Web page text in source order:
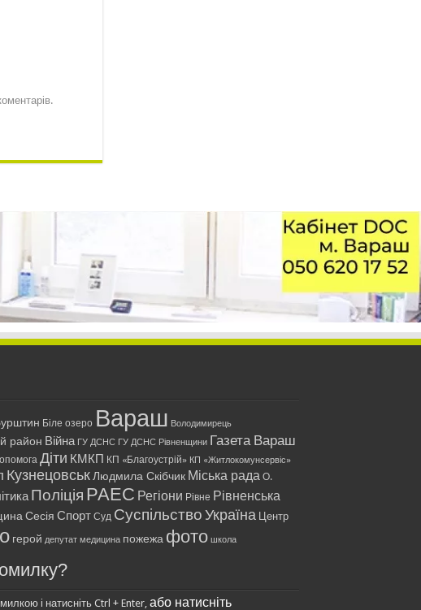
Біле озеро Вараш Володимирець
район Війна ГУ ДСНС ГУ ДСНС Рівненщини Газета Вараш
Діти КМКП КП «Благоустрій» КП «Житлокомунсервіс»
Кузнецовськ Людмила Скібчик Міська рада О.
Поліція РАЕС Регіони Рівне Рівненська
Сесія Спорт Суд Суспільство Україна Центр
герой депутат медицина пожежа фото школа
і натисніть Ctrl + Enter, або натисніть